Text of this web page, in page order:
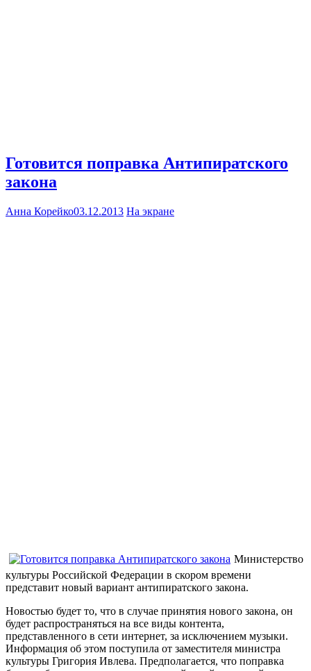
Готовится поправка Антипиратского
закона
Анна Корейко03.12.2013 На экране
Министерство
культуры Российской Федерации в скором времени
представит новый вариант антипиратского закона.
Новостью будет то, что в случае принятия нового закона, он
будет распространяться на все виды контента,
представленного в сети интернет, за исключением музыки.
Информация об этом поступила от заместителя министра
культуры Григория Ивлева. Предполагается, что поправка